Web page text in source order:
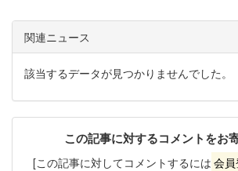
関連ニュース
該当するデータが見つかりませんでした。
この記事に対するコメントをお
[この記事に対してコメントするには 会